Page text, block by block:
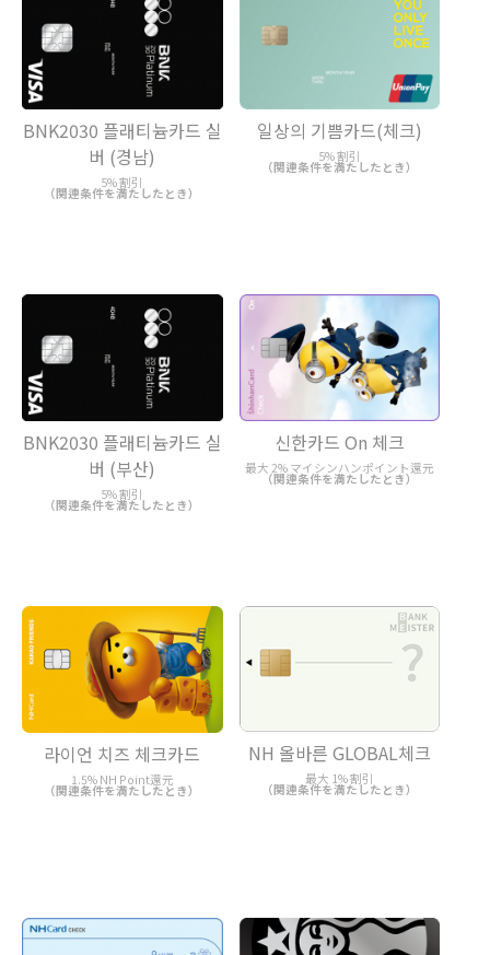
BNK2030 플래티늄카드 실
버 (경남)
5% 割引
（関連条件を満たしたとき）
일상의 기쁨카드(체크)
5% 割引
（関連条件を満たしたとき）
BNK2030 플래티늄카드 실
버 (부산)
5% 割引
（関連条件を満たしたとき）
신한카드 On 체크
最大 2% マイシンハンポイント還元
（関連条件を満たしたとき）
라이언 치즈 체크카드
1.5% NH Point還元
（関連条件を満たしたとき）
NH 올바른 GLOBAL체크
最大 1% 割引
（関連条件を満たしたとき）